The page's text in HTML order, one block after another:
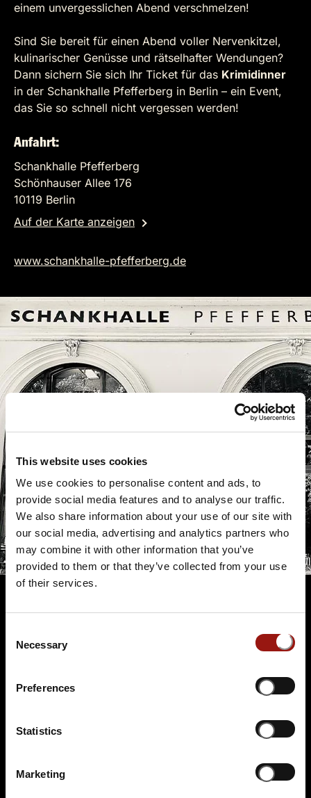
This website uses cookies
We use cookies to personalise content and ads, to
provide social media features and to analyse our traffic.
We also share information about your use of our site with
our social media, advertising and analytics partners who
may combine it with other information that you’ve
provided to them or that they’ve collected from your use
of their services.
Selection
Necessary
Preferences
Statistics
Marketing
einem unvergesslichen Abend verschmelzen!
Sind Sie bereit für einen Abend voller Nervenkitzel,
kulinarischer Genüsse und rätselhafter Wendungen?
Dann sichern Sie sich Ihr Ticket für das Krimidinner
in der Schankhalle Pfefferberg in Berlin – ein Event,
das Sie so schnell nicht vergessen werden!
Anfahrt:
Schankhalle Pfefferberg
Schönhauser Allee 176
10119 Berlin
Auf der Karte anzeigen
www.schankhalle-pfefferberg.de
MO.
07.12.2026 19:00 Uhr